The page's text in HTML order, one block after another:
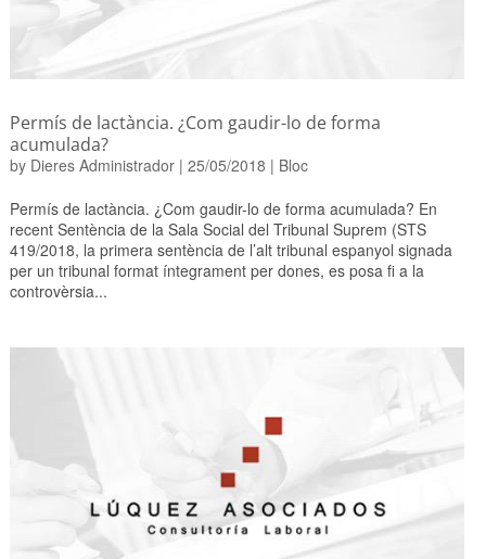
Permís de lactància. ¿Com gaudir-lo de forma
acumulada?
by Dieres Administrador| 25/05/2018 | Bloc
Permís de lactància. ¿Com gaudir-lo de forma acumulada? En
recent Sentència de la Sala Social del Tribunal Suprem (STS
419/2018, la primera sentència de l’alt tribunal espanyol signada
per un tribunal format íntegrament per dones, es posa fi a la
controvèrsia...